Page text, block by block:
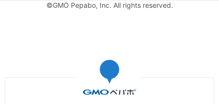
©GMO Pepabo, Inc. All rights reserved.